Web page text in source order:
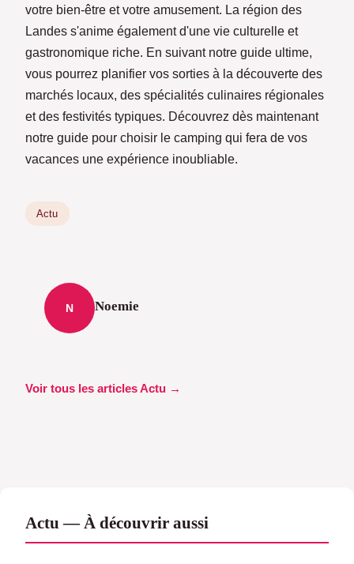
votre bien-être et votre amusement. La région des
Landes s'anime également d'une vie culturelle et
gastronomique riche. En suivant notre guide ultime,
vous pourrez planifier vos sorties à la découverte des
marchés locaux, des spécialités culinaires régionales
et des festivités typiques. Découvrez dès maintenant
notre guide pour choisir le camping qui fera de vos
vacances une expérience inoubliable.
Actu
N Noemie
Voir tous les articles Actu →
Actu — À découvrir aussi